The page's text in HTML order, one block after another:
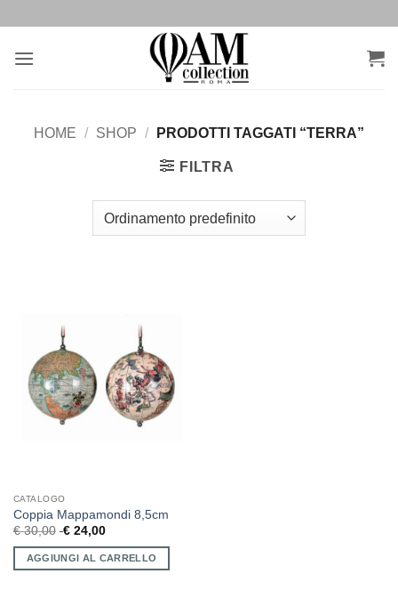
contenuti
HOME / SHOP / PRODOTTI TAGGATI “TERRA”
FILTRA
CATALOGO
Coppia Mappamondi 8,5cm
€30,00 €24,00
AGGIUNGI AL CARRELLO